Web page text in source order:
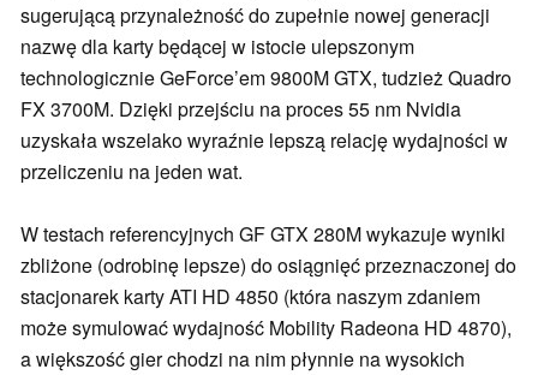
sugerującą przynależność do zupełnie nowej generacji
nazwę dla karty będącej w istocie ulepszonym
technologicznie GeForce’em 9800M GTX, tudzież Quadro
FX 3700M. Dzięki przejściu na proces 55 nm Nvidia
uzyskała wszelako wyraźnie lepszą relację wydajności w
przeliczeniu na jeden wat.
W testach referencyjnych GF GTX 280M wykazuje wyniki
zbliżone (odrobinę lepsze) do osiągnięć przeznaczonej do
stacjonarek karty ATI HD 4850 (która naszym zdaniem
może symulować wydajność Mobility Radeona HD 4870),
a większość gier chodzi na nim płynnie na wysokich